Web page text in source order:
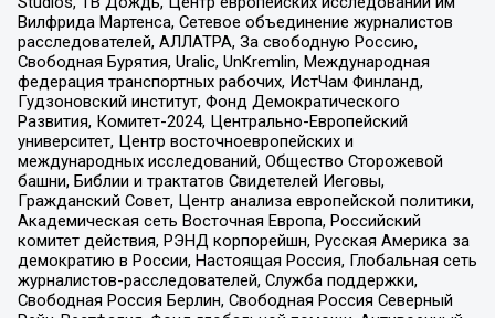
Вилфрида Мартенса, Сетевое объединение журналистов
расследователей, АЛЛАТРА, За свободную Россию,
Свободная Бурятия, Uralic, UnKremlin, Международная
федерация транспортных рабочих, ИстЧам Финланд,
Гудзоновский институт, Фонд Демократического
Развития, Комитет-2024, Центрально-Европейский
университет, Центр восточноевропейских и
международных исследований, Общество Сторожевой
башни, Библии и трактатов Свидетелей Иеговы,
Гражданский Совет, Центр анализа европейской политики,
Академическая сеть Восточная Европа, Российский
комитет действия, РЭНД корпорейшн, Русская Америка за
демократию в России, Настоящая Россия, Глобальная сеть
журналистов-расследователей, Служба поддержки,
Свободная Россия Берлин, Свободная Россия Северный